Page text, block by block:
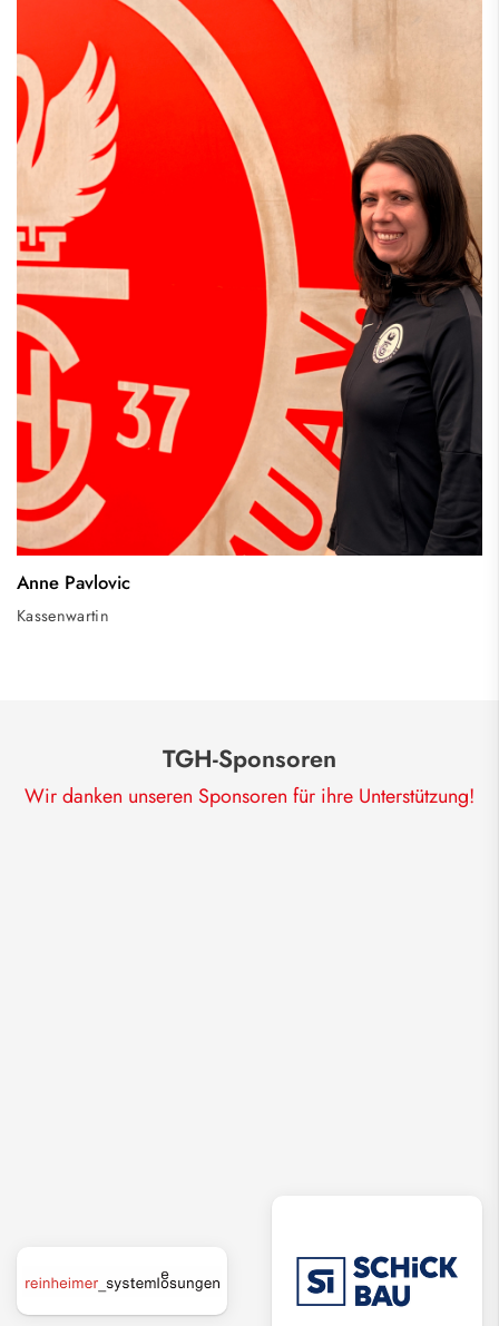
Anne Pavlovic
Kassenwartin
TGH-Sponsoren
Wir danken unseren Sponsoren für ihre Unterstützung!